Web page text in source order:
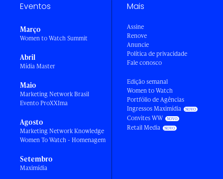
Eventos
Março
Women to Watch Summit
Abril
Mídia Master
Maio
Marketing Network Brasil
Evento ProXXIma
Agosto
Marketing Network Knowledge
Women To Watch - Homenagem
Setembro
Maximídia
Mais
Assine
Renove
Anuncie
Política de privacidade
Fale conosco
Edição semanal
Women to Watch
Portfólio de Agências
Ingressos Maximídia
Convites WW
Retail Media